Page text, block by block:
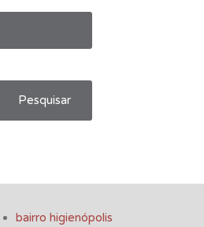
Pesquisar
bairro higienópolis